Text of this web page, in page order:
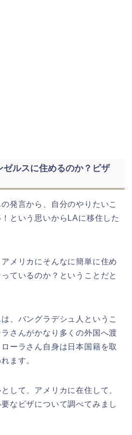
ゼルスに住めるのか？ビザ
発言から、自分のやりたいこ
という思いからLAに移住した
メリカにそんなに簡単に住め
ているのか？ということだと
、バングラデシュ人というこ
さんがかなり多くの外国へ渡
ーラさん自身は日本国籍を取
ます。
して、アメリカに在住して、
なビザについて調べてみまし